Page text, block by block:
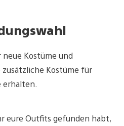
Kostüme und
zusätzliche Kostüme für
erhalten.
eure Outfits gefunden habt,